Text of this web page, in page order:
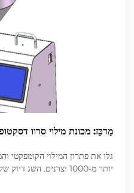
מַרכַּז: מכונת מילוי סרוו
גלו את פתרון המילוי הקומפקטי